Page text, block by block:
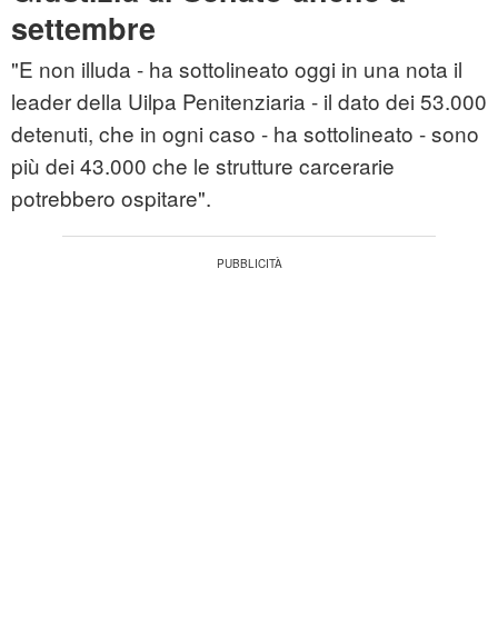
settembre
"E non illuda - ha sottolineato oggi in una nota il
leader della Uilpa Penitenziaria - il dato dei 53.000
detenuti, che in ogni caso - ha sottolineato - sono
più dei 43.000 che le strutture carcerarie
potrebbero ospitare".